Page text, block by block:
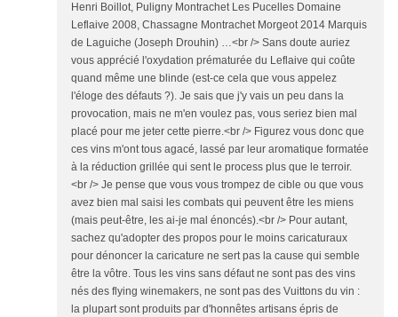
Henri Boillot, Puligny Montrachet Les Pucelles Domaine
Leflaive 2008, Chassagne Montrachet Morgeot 2014 Marquis
de Laguiche (Joseph Drouhin) …<br /> Sans doute auriez
vous apprécié l'oxydation prématurée du Leflaive qui coûte
quand même une blinde (est-ce cela que vous appelez
l'éloge des défauts ?). Je sais que j'y vais un peu dans la
provocation, mais ne m'en voulez pas, vous seriez bien mal
placé pour me jeter cette pierre.<br /> Figurez vous donc que
ces vins m'ont tous agacé, lassé par leur aromatique formatée
à la réduction grillée qui sent le process plus que le terroir.
<br /> Je pense que vous vous trompez de cible ou que vous
avez bien mal saisi les combats qui peuvent être les miens
(mais peut-être, les ai-je mal énoncés).<br /> Pour autant,
sachez qu'adopter des propos pour le moins caricaturaux
pour dénoncer la caricature ne sert pas la cause qui semble
être la vôtre. Tous les vins sans défaut ne sont pas des vins
nés des flying winemakers, ne sont pas des Vuittons du vin :
la plupart sont produits par d'honnêtes artisans épris de